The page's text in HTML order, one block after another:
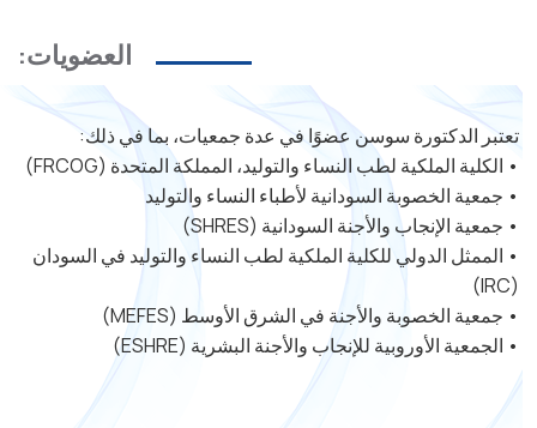
العضويات:
تعتبر الدكتورة سوسن عضوًا في عدة جمعيات، بما في ذلك:
• الكلية الملكية لطب النساء والتوليد، المملكة المتحدة (FRCOG)
• جمعية الخصوبة السودانية لأطباء النساء والتوليد
• جمعية الإنجاب والأجنة السودانية (SHRES)
• الممثل الدولي للكلية الملكية لطب النساء والتوليد في السودان
(IRC)
• جمعية الخصوبة والأجنة في الشرق الأوسط (MEFES)
• الجمعية الأوروبية للإنجاب والأجنة البشرية (ESHRE)